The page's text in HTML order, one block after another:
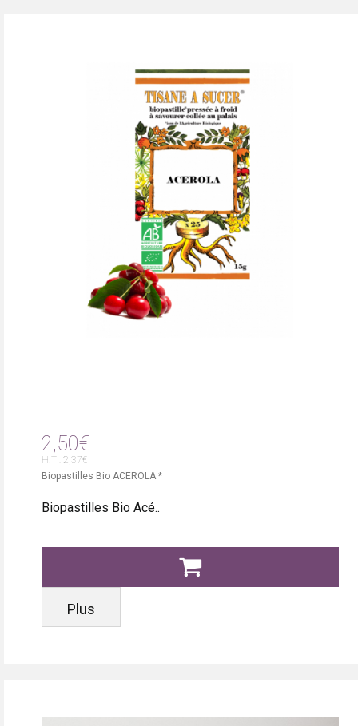
2,50€
H.T : 2,37€
Biopastilles Bio ACEROLA *
Biopastilles Bio Acé..
Plus